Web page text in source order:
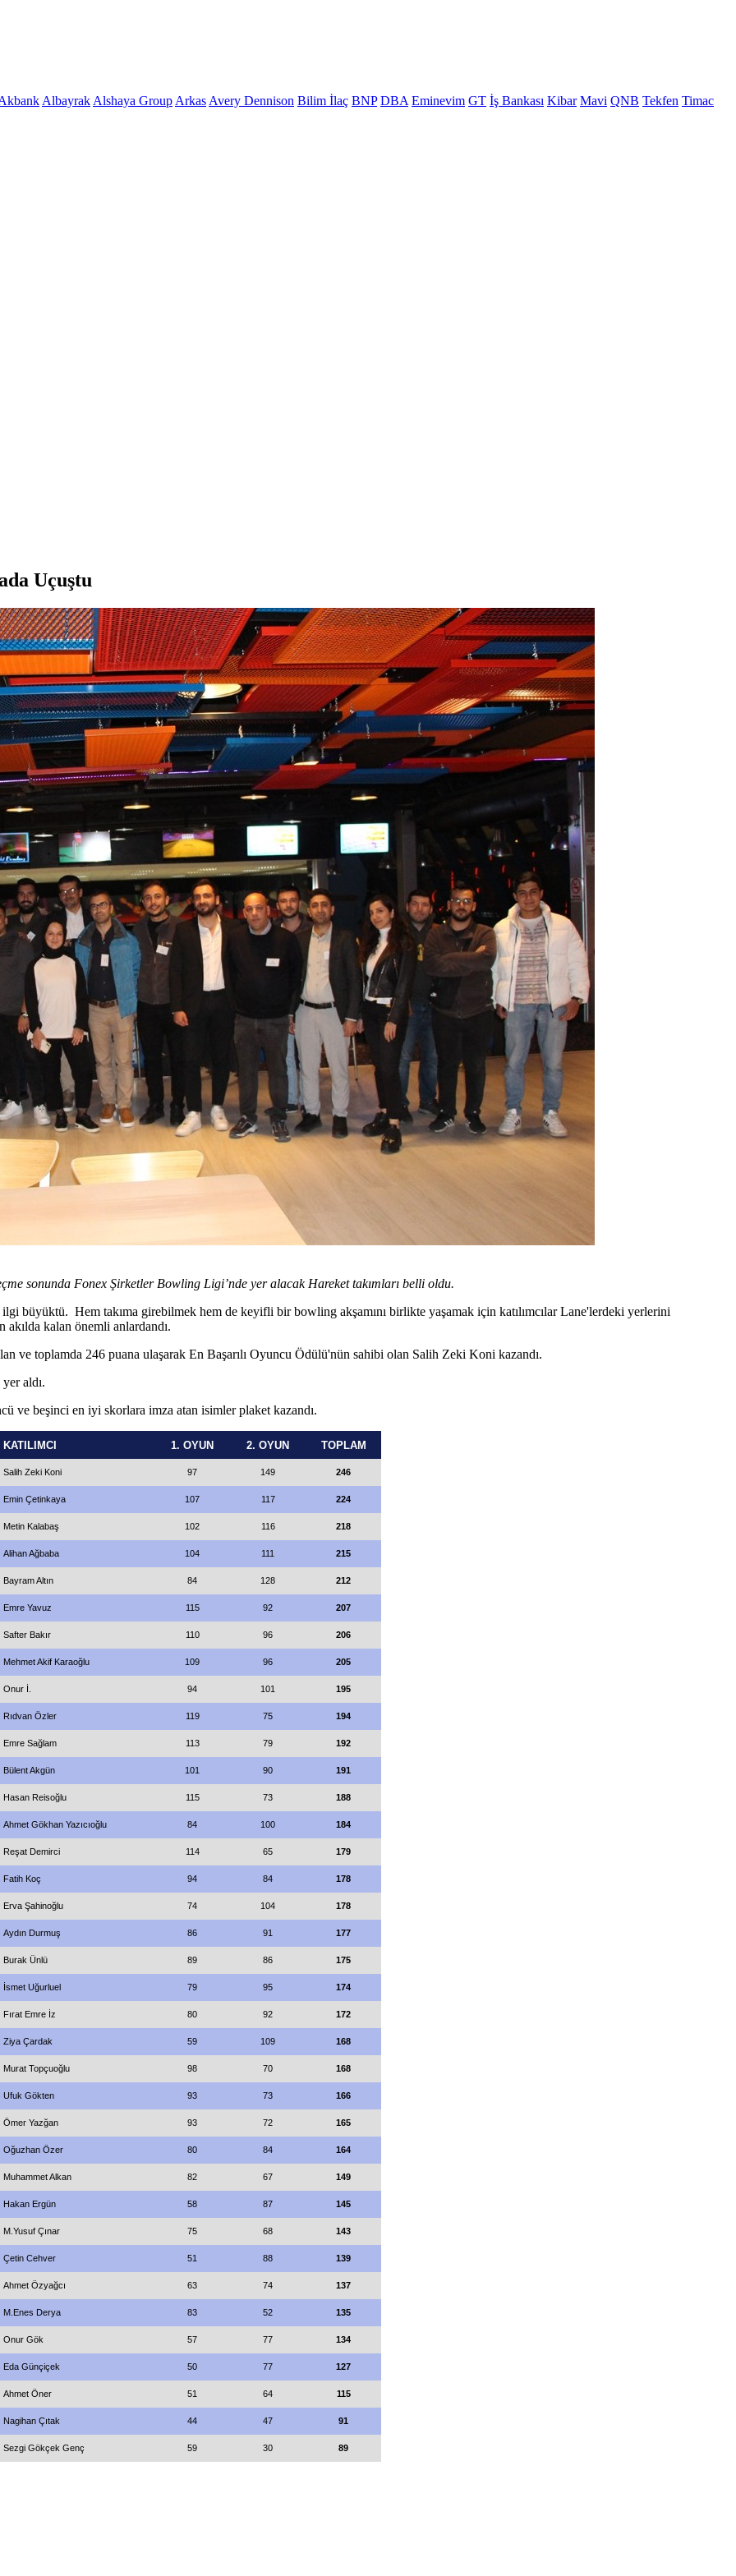
Albayrak Alshaya Group Arkas Avery Dennison Bilim İlaç BNP DBA Eminevim GT İş Bankası Kibar Mavi QNB Tekfen Timac
Uçuştu
sonunda Fonex Şirketler Bowling Ligi’nde yer alacak Hareket takımları belli oldu.
büyüktü. Hem takıma girebilmek hem de keyifli bir bowling akşamını birlikte yaşamak için katılımcılar Lane'lerdeki yerlerini
akılda kalan önemli anlardandı.
ve toplamda 246 puana ulaşarak En Başarılı Oyuncu Ödülü'nün sahibi olan Salih Zeki Koni kazandı.
aldı.
ve beşinci en iyi skorlara imza atan isimler plaket kazandı.
KATILIMCI 1. OYUN 2. OYUN TOPLAM
Salih Zeki Koni 97 149 246
Emin Çetinkaya 107 117 224
Metin Kalabaş 102 116 218
Alihan Ağbaba 104 111 215
Bayram Altın 84 128 212
Emre Yavuz 115 92 207
Safter Bakır 110 96 206
Mehmet Akif Karaoğlu 109 96 205
Onur İ. 94 101 195
Rıdvan Özler 119 75 194
Emre Sağlam 113 79 192
Bülent Akgün 101 90 191
Hasan Reisoğlu 115 73 188
Ahmet Gökhan Yazıcıoğlu 84 100 184
Reşat Demirci 114 65 179
Fatih Koç 94 84 178
Erva Şahinoğlu 74 104 178
Aydın Durmuş 86 91 177
Burak Ünlü 89 86 175
İsmet Uğurluel 79 95 174
Fırat Emre İz 80 92 172
Ziya Çardak 59 109 168
Murat Topçuoğlu 98 70 168
Ufuk Gökten 93 73 166
Ömer Yazğan 93 72 165
Oğuzhan Özer 80 84 164
Muhammet Alkan 82 67 149
Hakan Ergün 58 87 145
M.Yusuf Çınar 75 68 143
Çetin Cehver 51 88 139
Ahmet Özyağcı 63 74 137
M.Enes Derya 83 52 135
Onur Gök 57 77 134
Eda Günçiçek 50 77 127
Ahmet Öner 51 64 115
Nagihan Çıtak 44 47 91
Sezgi Gökçek Genç 59 30 89